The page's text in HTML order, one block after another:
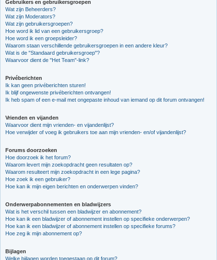
Gebruikers en gebruikersgroepen
Wat zijn Beheerders?
Wat zijn Moderators?
Wat zijn gebruikersgroepen?
Hoe word ik lid van een gebruikersgroep?
Hoe word ik een groepsleider?
Waarom staan verschillende gebruikersgroepen in een andere kleur?
Wat is de "Standaard gebruikersgroep"?
Waarvoor dient de "Het Team"-link?
Privéberichten
Ik kan geen privéberichten sturen!
Ik blijf ongewenste privéberichten ontvangen!
Ik heb spam of een e-mail met ongepaste inhoud van iemand op dit forum ontvangen!
Vrienden en vijanden
Waarvoor dient mijn vrienden- en vijandenlijst?
Hoe verwijder of voeg ik gebruikers toe aan mijn vrienden- en/of vijandenlijst?
Forums doorzoeken
Hoe doorzoek ik het forum?
Waarom levert mijn zoekopdracht geen resultaten op?
Waarom resulteert mijn zoekopdracht in een lege pagina?
Hoe zoek ik een gebruiker?
Hoe kan ik mijn eigen berichten en onderwerpen vinden?
Onderwerpabonnementen en bladwijzers
Wat is het verschil tussen een bladwijzer en abonnement?
Hoe kan ik een bladwijzer of abonnement instellen op specifieke onderwerpen?
Hoe kan ik een bladwijzer of abonnement instellen op specifieke forums?
Hoe zeg ik mijn abonnement op?
Bijlagen
Welke bijlagen worden toegestaan op dit forum?